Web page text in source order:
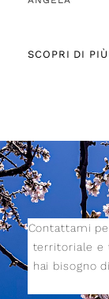
SCOPRI DI PIÙ
Contattami
territoriale e
hai bisogno